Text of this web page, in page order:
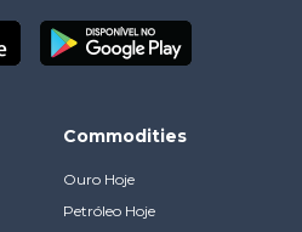
Commodities
Ouro Hoje
Petróleo Hoje